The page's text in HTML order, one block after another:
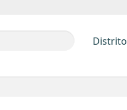
Distrito